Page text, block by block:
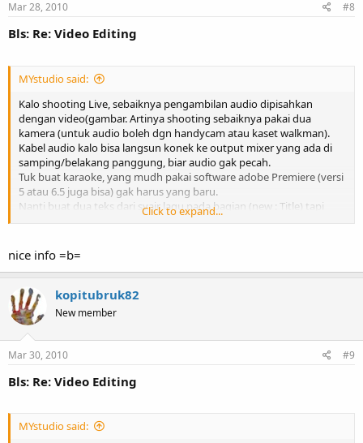
Mar 28, 2010 #8
Bls: Re: Video Editing
MYstudio said:
Kalo shooting Live, sebaiknya pengambilan audio dipisahkan
dengan video(gambar. Artinya shooting sebaiknya pakai dua
kamera (untuk audio boleh dgn handycam atau kaset walkman).
Kabel audio kalo bisa langsun konek ke output mixer yang ada di
samping/belakang panggung, biar audio gak pecah.
Tuk buat karaoke, yang mudh pakai software adobe Premiere (versi
5 atau 6.5 juga bisa) gak harus yang baru.
Nanti buat dua teks dari syair lagu pada bagian (new : Title) tapi
warnanya beda misalnya kuning dan merah. Itu untuk teks kuning
filter untuk teks tsb. Video filternya pilih CLIP - nanti ada pilihan
potong dari kiri ke kanan.
MYstudio di
Vila Nusa Indah II Blok S10 No.9 Bekasi.
Click to expand...
nice info =b=
kopitubruk82
New member
Mar 30, 2010 #9
Bls: Re: Video Editing
MYstudio said: